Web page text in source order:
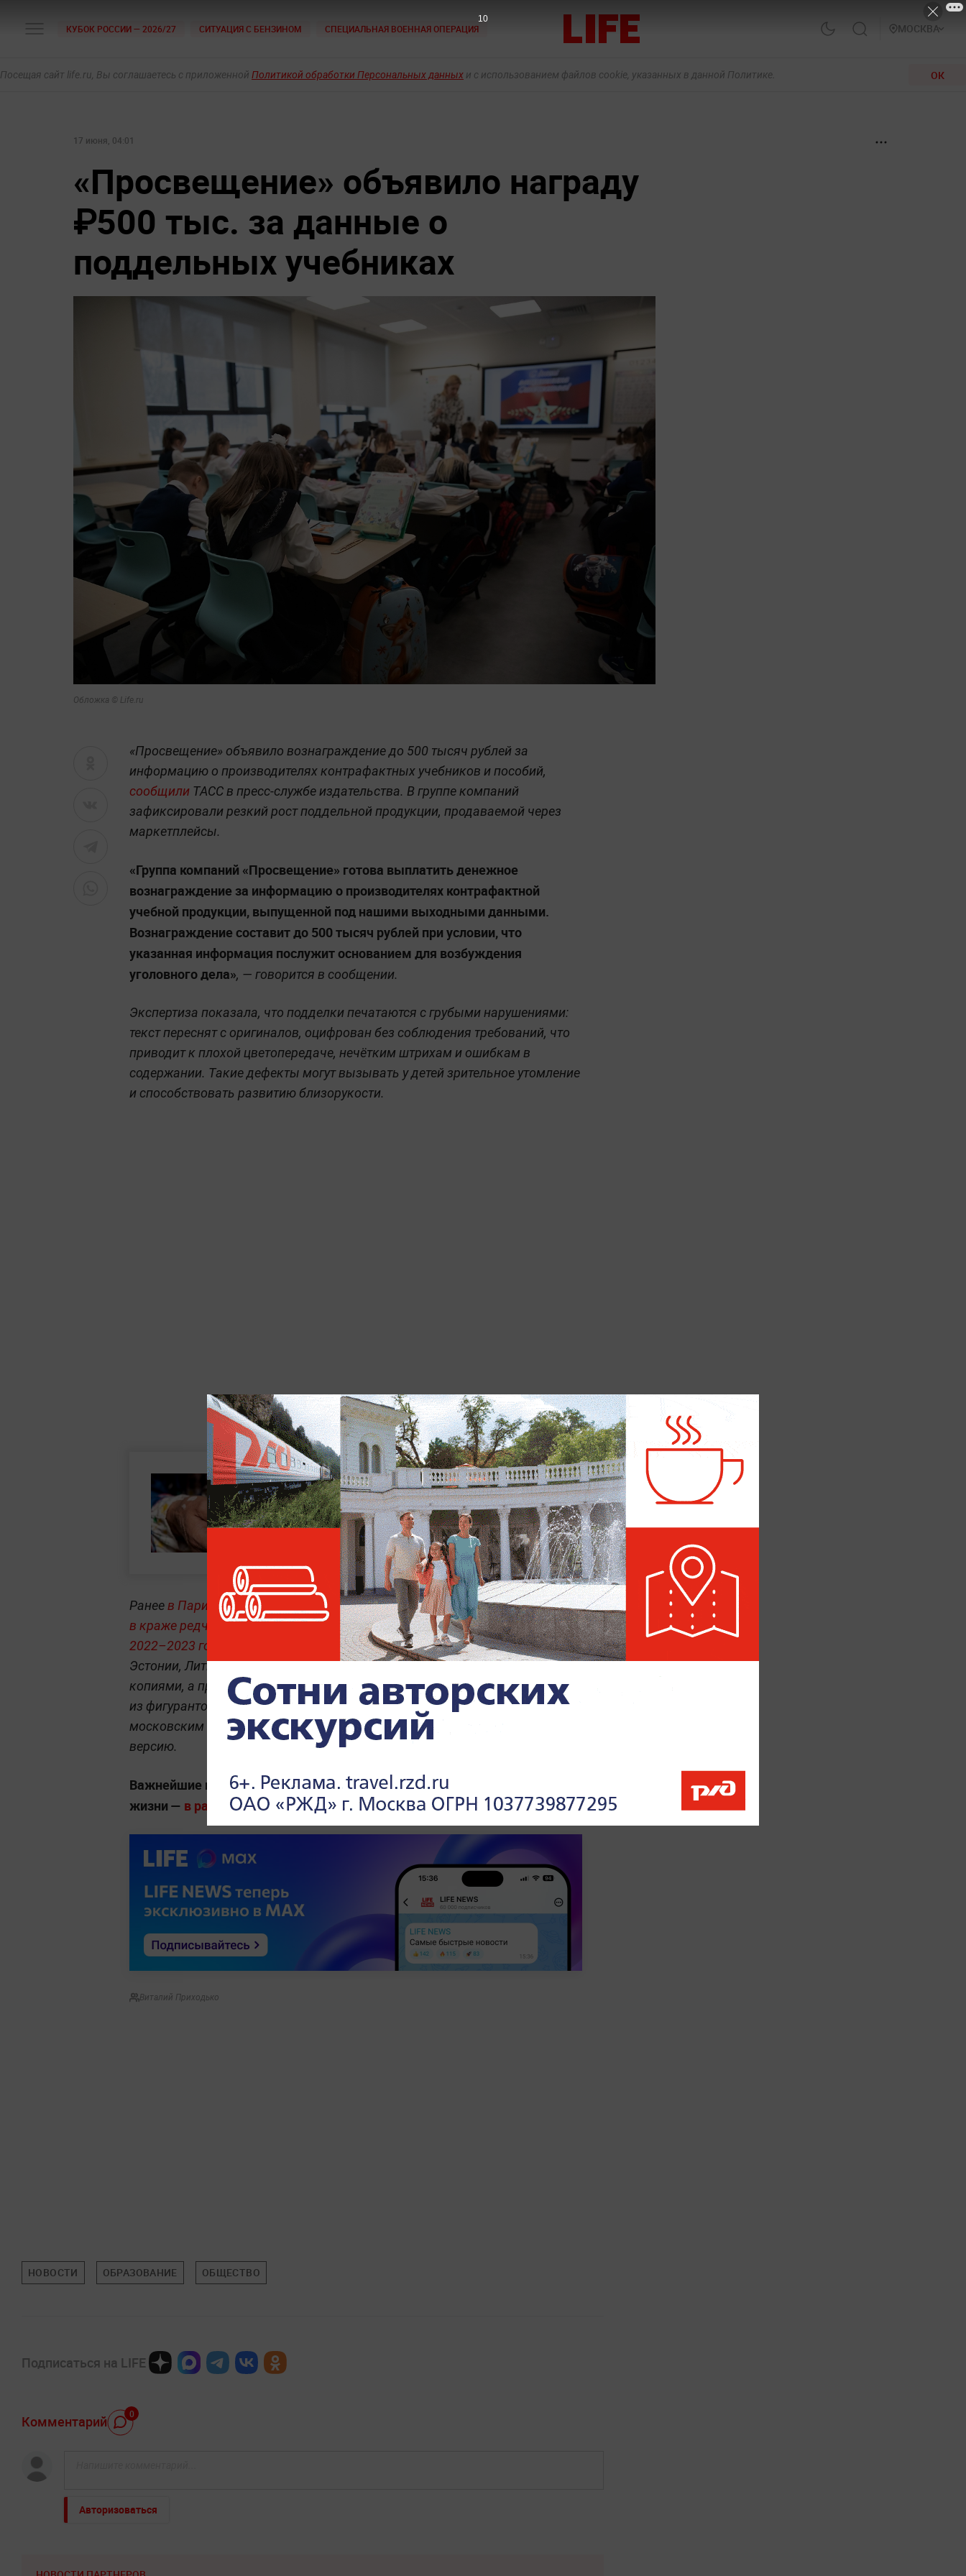
КУБОК РОССИИ — 2026/27 СИТУАЦИЯ С БЕНЗИНОМ СПЕЦИАЛЬНАЯ ВОЕННАЯ ОПЕРАЦИЯ МОСКВА
Посещая сайт life.ru, Вы соглашаетесь с приложенной Политикой обработки Персональных данных и с использованием файлов cookie, указанных в данной Политике. ОК
17 июня, 04:01
«Просвещение» объявило награду
₽500 тыс. за данные о
поддельных учебниках
Обложка © Life.ru
«Просвещение» объявило вознаграждение до 500 тысяч рублей за
информацию о производителях контрафактных учебников и пособий,
сообщили ТАСС в пресс-службе издательства. В группе компаний
зафиксировали резкий рост поддельной продукции, продаваемой через
маркетплейсы.
«Группа компаний «Просвещение» готова выплатить денежное
вознаграждение за информацию о производителях контрафактной
учебной продукции, выпущенной под нашими выходными данными.
Вознаграждение составит до 500 тысяч рублей при условии, что
указанная информация послужит основанием для возбуждения
уголовного дела», — говорится в сообщении.
Экспертиза показала, что подделки печатаются с грубыми нарушениями:
текст переснят с оригиналов, оцифрован без соблюдения требований, что
приводит к плохой цветопередаче, нечётким штрихам и ошибкам в
содержании. Такие дефекты могут вызывать у детей зрительное утомление
и способствовать развитию близорукости.
В ЦБ и Госдуме обсуждают
запрет на сбыт «денег»
банка приколов
Ранеев Париже начался суд над семью гражданами Грузии, обвиняемыми
в краже редчайших книг Пушкина и Гоголя из ведущих библиотек Европы в
2022–2023 годах.
Преступная сеть действовала в Польше, Латвии,
Эстонии, Литве и Франции, подменяя оригиналы искусно выполненными
копиями, а предполагаемый организатор был задержан в Брюсселе. Один
из фигурантов на процессе в Литве заявил о финансировании операций
московским антикваром, однако следствие пока не подтвердило эту
версию.
Важнейшие новости о социальных проектах, традициях и повседневной
жизни — в разделе «Общество» на Life.ru.
Виталий Приходько
НОВОСТИ ОБРАЗОВАНИЕ ОБЩЕСТВО
Подписаться на LIFE
Комментарий 0
Авторизоваться
9